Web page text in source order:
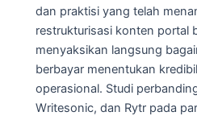
dan praktisi yang telah
restrukturisasi konten portal
menyaksikan langsung
berbayar menentukan
operasional. Studi
Writesonic, dan Rytr pada